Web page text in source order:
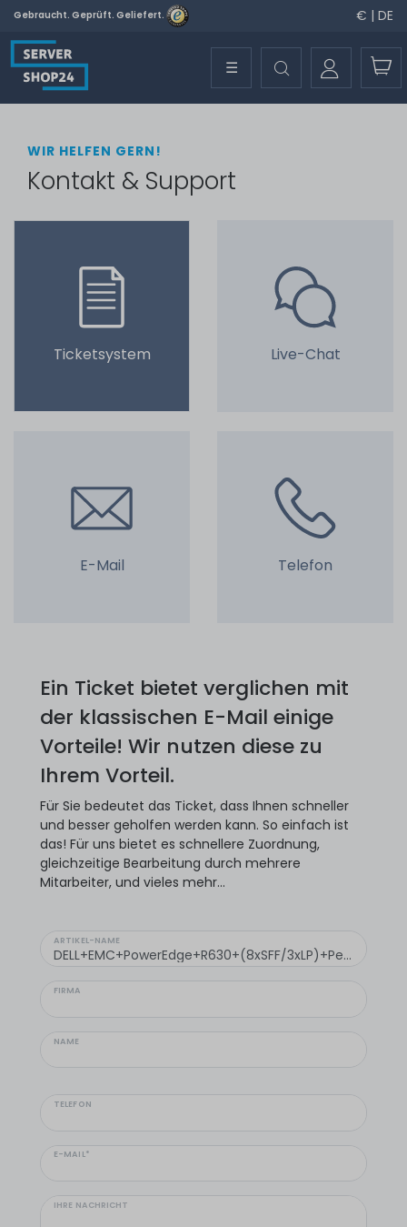
Gebraucht. Geprüft. Geliefert. € | DE
☰
WIR HELFEN GERN!
Kontakt & Support
Ticketsystem Live-Chat
E-Mail Telefon
Ein Ticket bietet verglichen mit
der klassischen E-Mail einige
Vorteile! Wir nutzen diese zu
Ihrem Vorteil.
Für Sie bedeutet das Ticket, dass Ihnen schneller
und besser geholfen werden kann. So einfach ist
das! Für uns bietet es schnellere Zuordnung,
gleichzeitige Bearbeitung durch mehrere
Mitarbeiter, und vieles mehr...
ARTIKEL-NAME
FIRMA
NAME
TELEFON
E-MAIL*
IHRE NACHRICHT